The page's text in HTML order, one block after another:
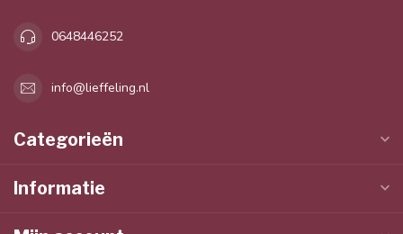
0648446252
info@lieffeling.nl
Categorieën
Informatie